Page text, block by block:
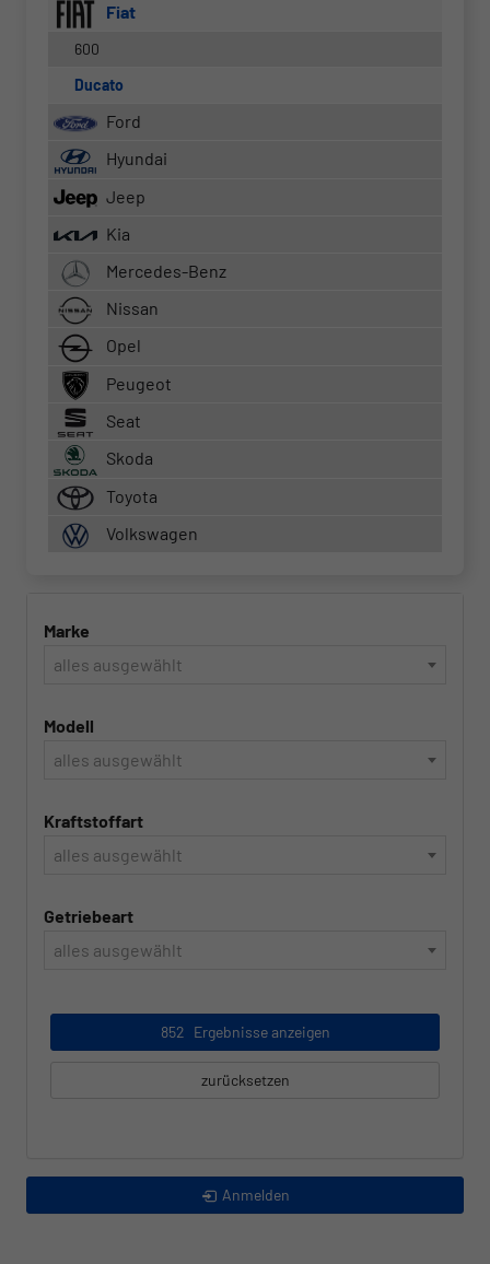
Fiat
600
Ducato
Ford
Hyundai
Jeep
Kia
Mercedes-Benz
Nissan
Opel
Peugeot
Seat
Skoda
Toyota
Volkswagen
Marke
alles ausgewählt
Modell
alles ausgewählt
Kraftstoffart
alles ausgewählt
Getriebeart
alles ausgewählt
852 Ergebnisse anzeigen
zurücksetzen
Anmelden